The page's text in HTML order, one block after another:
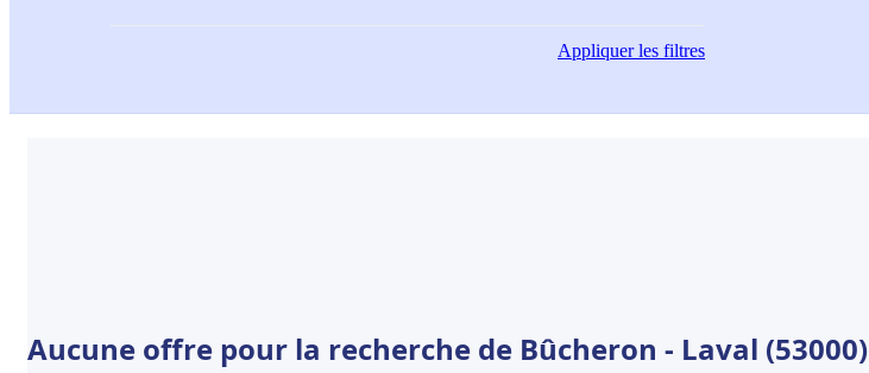
Appliquerles filtres
Aucune offre pour la recherche de Bûcheron - Laval (53000)